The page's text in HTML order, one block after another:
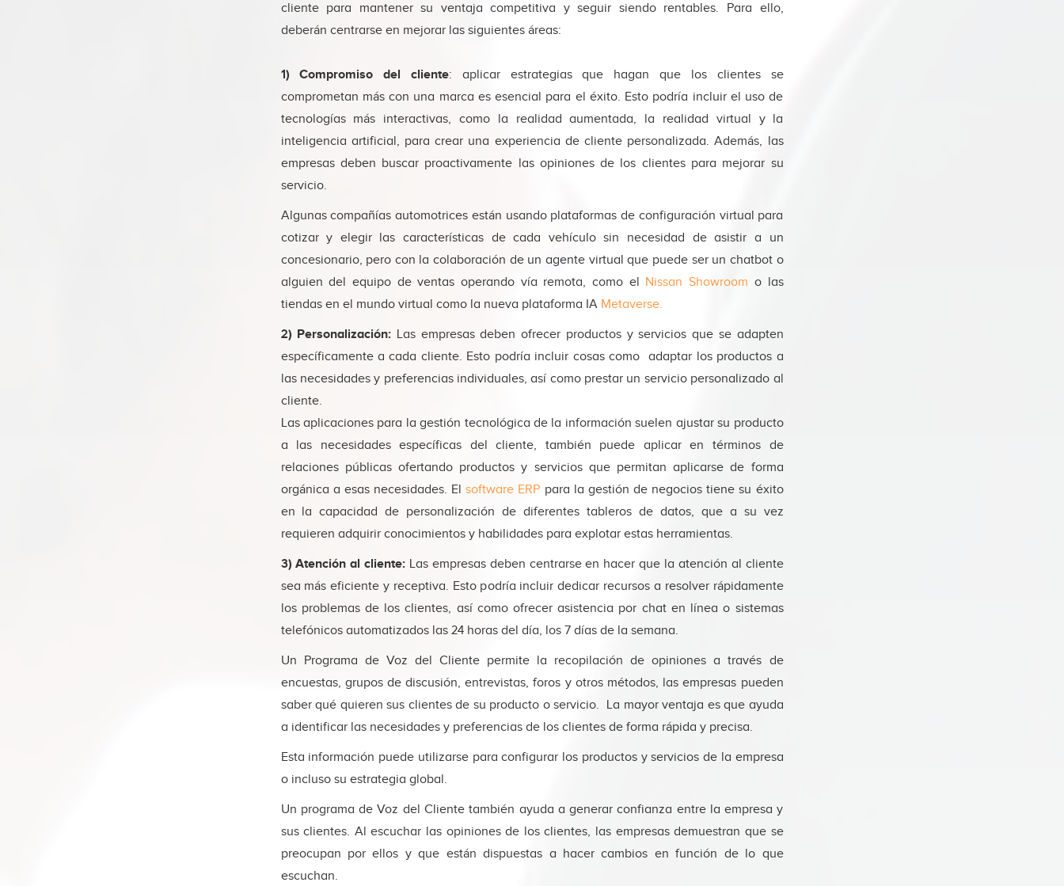
cliente para mantener su ventaja competitiva y seguir siendo rentables. Para ello,
deberán centrarse en mejorar las siguientes áreas:
1) Compromiso del cliente: aplicar estrategias que hagan que los clientes se
comprometan más con una marca es esencial para el éxito. Esto podría incluir el uso de
tecnologías más interactivas, como la realidad aumentada, la realidad virtual y la
inteligencia artificial, para crear una experiencia de cliente personalizada. Además, las
empresas deben buscar proactivamente las opiniones de los clientes para mejorar su
servicio.
Algunas compañías automotrices están usando plataformas de configuración virtual para
cotizar y elegir las características de cada vehículo sin necesidad de asistir a un
concesionario, pero con la colaboración de un agente virtual que puede ser un chatbot o
alguien del equipo de ventas operando vía remota, como el Nissan Showroom o las
tiendas en el mundo virtual como la nueva plataforma IA Metaverse.
2) Personalización: Las empresas deben ofrecer productos y servicios que se adapten
específicamente a cada cliente. Esto podría incluir cosas como adaptar los productos a
las necesidades y preferencias individuales, así como prestar un servicio personalizado al
cliente.
Las aplicaciones para la gestión tecnológica de la información suelen ajustar su producto
a las necesidades específicas del cliente, también puede aplicar en términos de
relaciones públicas ofertando productos y servicios que permitan aplicarse de forma
orgánica a esas necesidades. Elsoftware ERP para la gestión de negocios tiene su éxito
en la capacidad de personalización de diferentes tableros de datos, que a su vez
requieren adquirir conocimientos y habilidades para explotar estas herramientas.
3) Atención al cliente: Las empresas deben centrarse en hacer que la atención al cliente
sea más eficiente y receptiva. Esto podría incluir dedicar recursos a resolver rápidamente
los problemas de los clientes, así como ofrecer asistencia por chat en línea o sistemas
telefónicos automatizados las 24 horas del día, los 7 días de la semana.
Un Programa de Voz del Cliente permite la recopilación de opiniones a través de
encuestas, grupos de discusión, entrevistas, foros y otros métodos, las empresas pueden
saber qué quieren sus clientes de su producto o servicio. La mayor ventaja es que ayuda
a identificar las necesidades y preferencias de los clientes de forma rápida y precisa.
Esta información puede utilizarse para configurar los productos y servicios de la empresa
o incluso su estrategia global.
Un programa de Voz del Cliente también ayuda a generar confianza entre la empresa y
sus clientes. Al escuchar las opiniones de los clientes, las empresas demuestran que se
preocupan por ellos y que están dispuestas a hacer cambios en función de lo que
escuchan.